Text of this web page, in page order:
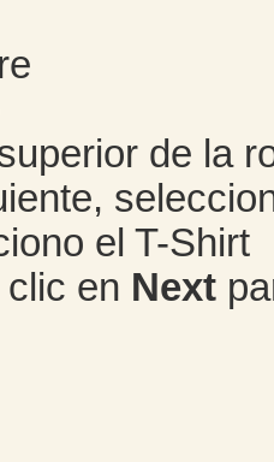
de la
el T-Shirt
en Next